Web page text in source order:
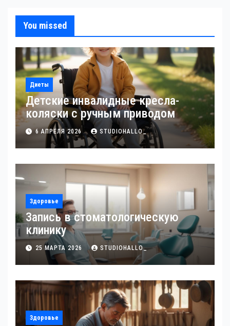
You missed
Диеты
Детские инвалидные кресла-
коляски с ручным приводом
6 АПРЕЛЯ 2026 STUDIOHALLO_
Здоровье
Запись в стоматологическую
клинику
25 МАРТА 2026 STUDIOHALLO_
Здоровье